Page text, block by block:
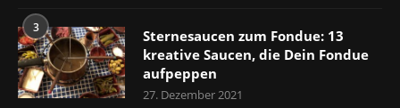
3
Sternesaucen zum Fondue: 13
kreative Saucen, die Dein Fondue
aufpeppen
27. Dezember 2021